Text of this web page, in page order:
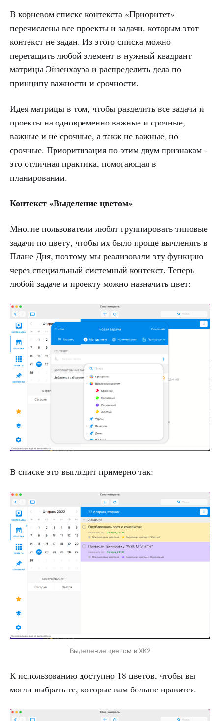
В корневом списке контекста «Приоритет»
перечислены все проекты и задачи, которым этот
контекст не задан. Из этого списка можно
перетащить любой элемент в нужный квадрант
матрицы Эйзенхаура и распределить дела по
принципу важности и срочности.
Идея матрицы в том, чтобы разделить все задачи и
проекты на одновременно важные и срочные,
важные и не срочные, а такж не важные, но
срочные. Приоритизация по этим двум признакам -
это отличная практика, помогающая в
планировании.
Контекст «Выделение цветом»
Многие пользователи любят группировать типовые
задачи по цвету, чтобы их было проще вычленять в
Плане Дня, поэтому мы реализовали эту функцию
через специальный системный контекст. Теперь
любой задаче и проекту можно назначить цвет:
В списке это выглядит примерно так:
Выделение цветом в ХК2
К использованию доступно 18 цветов, чтобы вы
могли выбрать те, которые вам больше нравятся.